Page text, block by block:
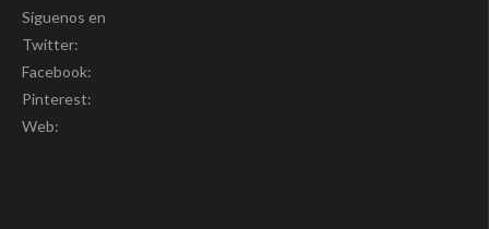
Síguenos en
Twitter:
Facebook:
Pinterest:
Web: